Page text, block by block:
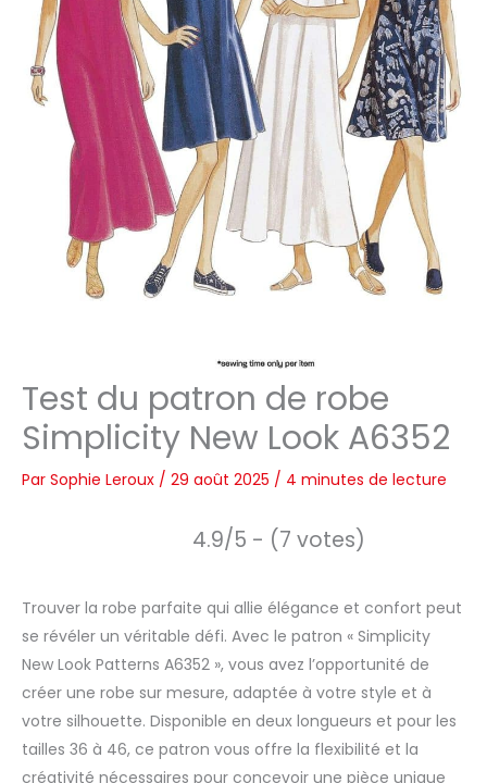
Test du patron de robe
Simplicity New Look A6352
Par Sophie Leroux / 29 août 2025 / 4 minutes de lecture
4.9/5 - (7 votes)
Trouver la robe parfaite qui allie élégance et confort peut
se révéler un véritable défi. Avec le patron « Simplicity
New Look Patterns A6352 », vous avez l’opportunité de
créer une robe sur mesure, adaptée à votre style et à
votre silhouette. Disponible en deux longueurs et pour les
tailles 36 à 46, ce patron vous offre la flexibilité et la
créativité nécessaires pour concevoir une pièce unique